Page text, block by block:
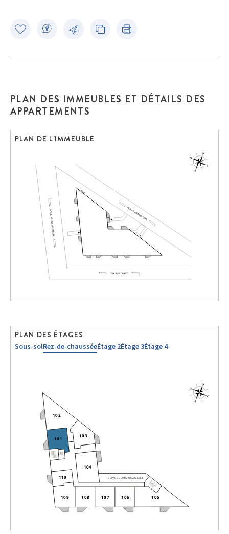
PLAN DES IMMEUBLES ET DÉTAILS DES
APPARTEMENTS
PLAN DE L'IMMEUBLE
PLAN DES ÉTAGES
Sous-solRez-de-chausséeÉtage 2Étage 3Étage 4
102
101
103
104
110
109 108 107 106 105
ESPACE COMMUNAUTAIRE